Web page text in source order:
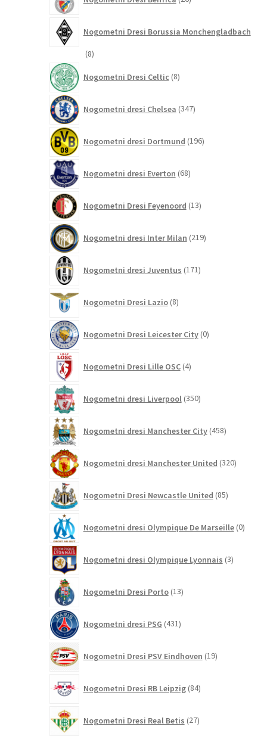
izdelkov
Nogometni Dresi Borussia Monchengladbach
88
Nogometni Dresi Celtic 8izdelkov
Nogometni dresi Chelsea 347izdelkov
Nogometni dresi Dortmund 196izdelkov
Nogometni dresi Everton 68izdelkov
Nogometni Dresi Feyenoord 13izdelkov
Nogometni dresi Inter Milan 219izdelkov
Nogometni dresi Juventus 171izdelkov
Nogometni Dresi Lazio 8izdelkov
Nogometni Dresi Leicester City 0izdelkov
Nogometni Dresi Lille OSC 4izdelki
Nogometni dresi Liverpool 350izdelkov
Nogometni dresi Manchester City 458izdelkov
Nogometni dresi Manchester United 320izdelkov
Nogometni Dresi Newcastle United 85izdelkov
Nogometni dresi Olympique De Marseille 0
Nogometni dresi Olympique Lyonnais 3izdelki
Nogometni Dresi Porto 13izdelkov
Nogometni dresi PSG 431izdelkov
Nogometni Dresi PSV Eindhoven 19izdelkov
Nogometni Dresi RB Leipzig 84izdelkov
Nogometni Dresi Real Betis 27izdelkov